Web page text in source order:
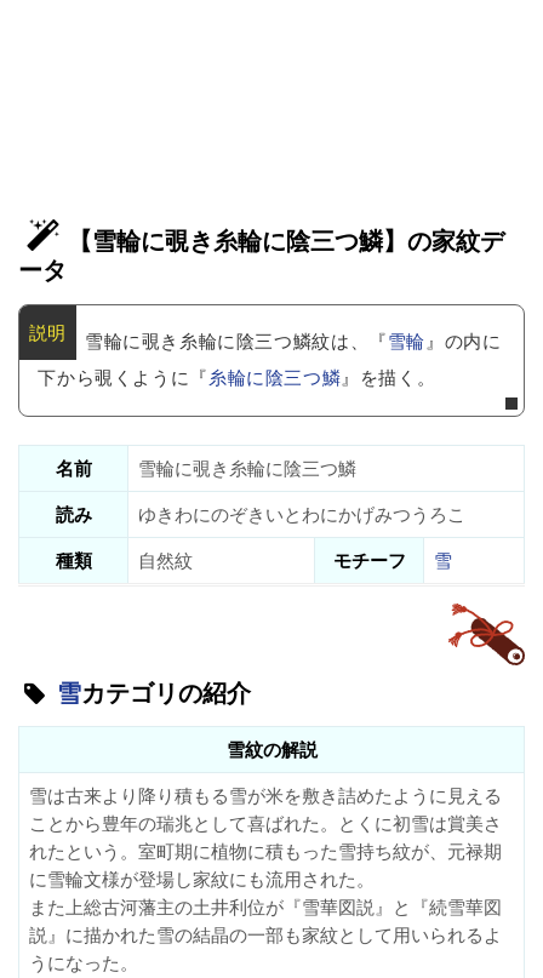
【雪輪に覗き糸輪に陰三つ鱗】の家紋デ
ータ
雪輪に覗き糸輪に陰三つ鱗紋は、『雪輪』の内に
下から覗くように『糸輪に陰三つ鱗』を描く。
名前
雪輪に覗き糸輪に陰三つ鱗
読み
ゆきわにのぞきいとわにかげみつうろこ
種類
自然紋 モチーフ 雪
雪カテゴリの紹介
雪紋の解説
雪は古来より降り積もる雪が米を敷き詰めたように見える
ことから豊年の瑞兆として喜ばれた。とくに初雪は賞美さ
れたという。室町期に植物に積もった雪持ち紋が、元禄期
に雪輪文様が登場し家紋にも流用された。
また上総古河藩主の土井利位が『雪華図説』と『続雪華図
説』に描かれた雪の結晶の一部も家紋として用いられるよ
うになった。